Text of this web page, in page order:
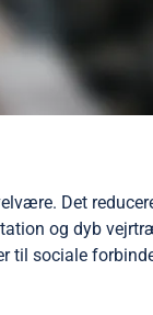
Det
og dyb
til sociale